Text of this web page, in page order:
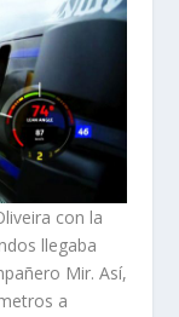
con la
llegaba
Mir. Así,
a